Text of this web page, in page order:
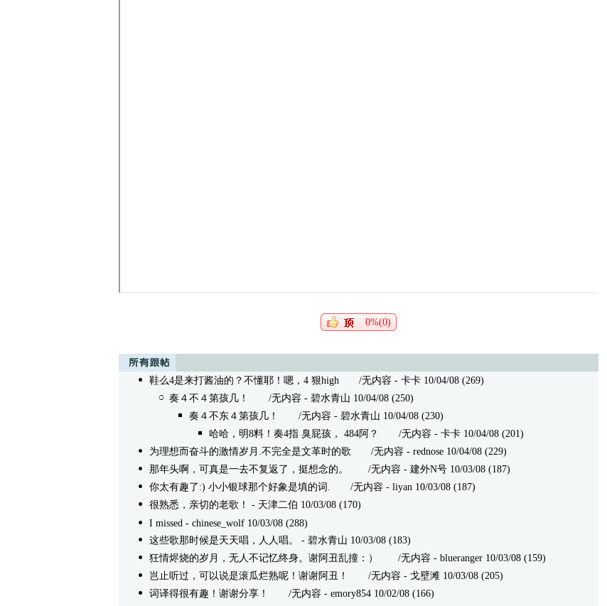
0%(0)
鞋么4是来打酱油的？不懂耶！嗯，4 狠high/无内容 - 卡卡 10/04/08 (269)
奏４不４第孩几！
/无内容 - 碧水青山 10/04/08 (250)
奏４不东４第孩几！
/无内容 - 碧水青山 10/04/08 (230)
哈哈，明8料！奏4指 臭屁孩， 484阿？
/无内容 - 卡卡 10/04/08 (201)
为理想而奋斗的激情岁月.不完全是文革时的歌 /无内容 - rednose 10/04/08 (229)
那年头啊，可真是一去不复返了，挺想念的。
/无内容 - 建外N号 10/03/08 (187)
你太有趣了:) 小小银球那个好象是填的词. /无内容 - liyan 10/03/08 (187)
很熟悉，亲切的老歌！
- 天津二伯 10/03/08 (170)
I missed- chinese_wolf 10/03/08 (288)
这些歌那时候是天天唱，人人唱。
- 碧水青山 10/03/08 (183)
狂情烬烧的岁月，无人不记忆终身。谢阿丑乱撞：）
/无内容 - blueranger 10/03/08 (159)
岂止听过，可以说是滚瓜烂熟呢！谢谢阿丑！
/无内容 - 戈壁滩 10/03/08 (205)
词译得很有趣！谢谢分享！
/无内容 - emory854 10/02/08 (166)